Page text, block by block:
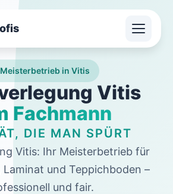
Meisterbetrieb in Vitis
Vitis
Fachmann
DIE MAN SPÜRT
Vitis: Ihr Meisterbetrieb für
und Teppichboden –
und fair.